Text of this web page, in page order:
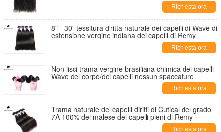
Richiesta ora
8" - 30" tessitura diritta naturale dei capelli di Wave di
estensione vergine indiana dei capelli di Remy
Richiesta ora
Non lisci trama vergine brasiliana chimica dei capelli
Wave del corpo/dei capelli nessun spaccature
Richiesta ora
Trama naturale dei capelli diritti di Cutical del grado
7A 100% del malese dei capelli pieni di Remy
Richiesta ora